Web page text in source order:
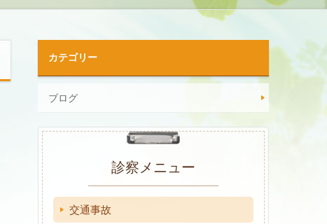
カテゴリー
ブログ
診察メニュー
交通事故